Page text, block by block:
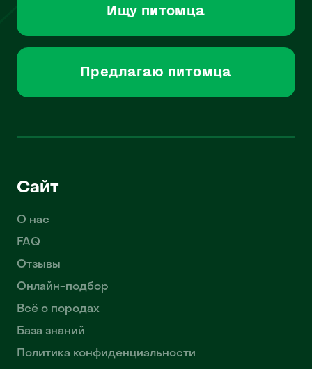
Ищу питомца
Предлагаю питомца
Сайт
О нас
FAQ
Отзывы
Онлайн-подбор
Всё о породах
База знаний
Политика конфиденциальности